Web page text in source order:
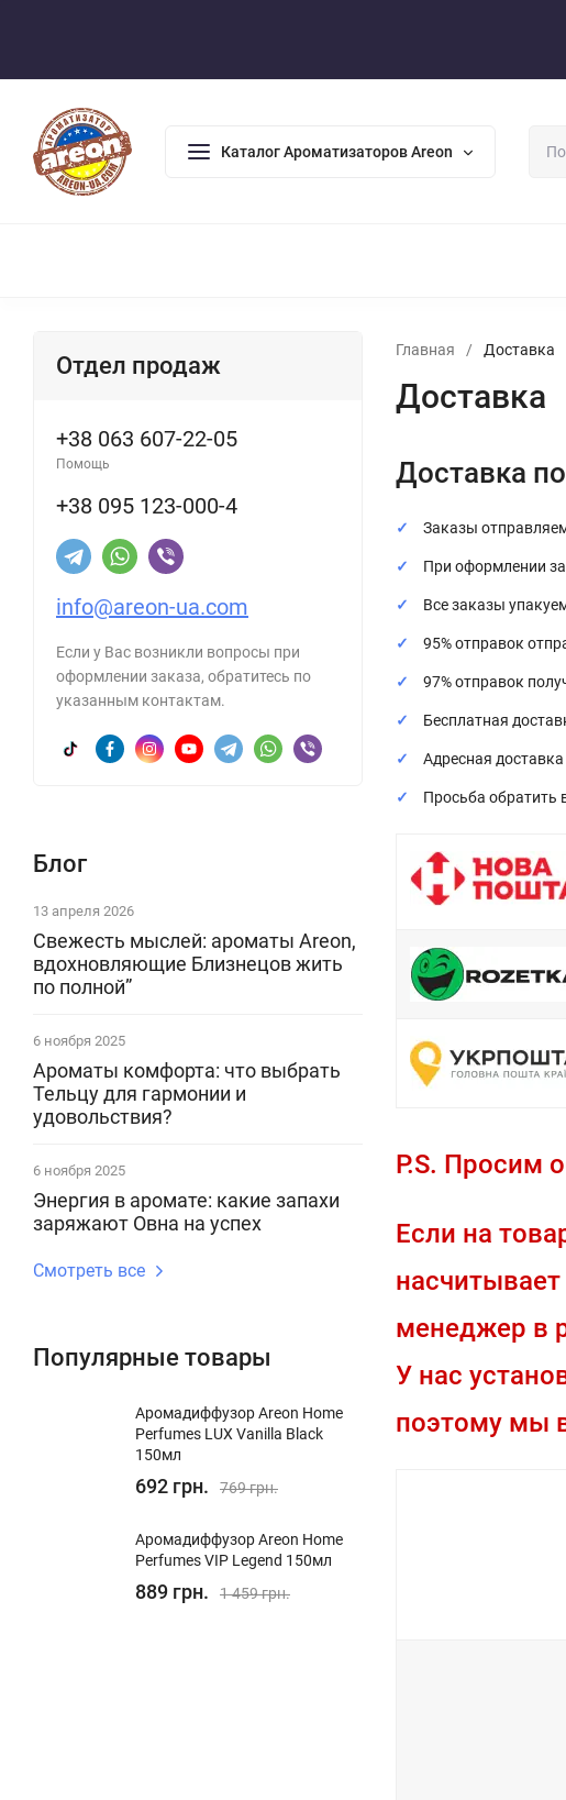
Каталог Ароматизаторов Areon
Отдел продаж
+38 063 607-22-05
Помощь
+38 095 123-000-4
info@areon-ua.com
Если у Вас возникли вопросы при
оформлении заказа, обратитесь по
указанным контактам.
Блог
13 апреля 2026
Свежесть мыслей: ароматы Areon,
вдохновляющие Близнецов жить
по полной”
6 ноября 2025
Ароматы комфорта: что выбрать
Тельцу для гармонии и
удовольствия?
6 ноября 2025
Энергия в аромате: какие запахи
заряжают Овна на успех
Смотреть все
Популярные товары
Аромадиффузор Areon Home
Perfumes LUX Vanilla Black
150мл
692 грн. 769 грн.
Аромадиффузор Areon Home
Perfumes VIP Legend 150мл
889 грн. 1 459 грн.
Главная / Доставка
Доставка
Доставка
Заказы
При оформлении
Все заказы
95% отправок
97% отправок
Бесплатная
Адресная
Просьба обратить
P.S. Просим
Если на
менеджер в
У нас
поэтому мы